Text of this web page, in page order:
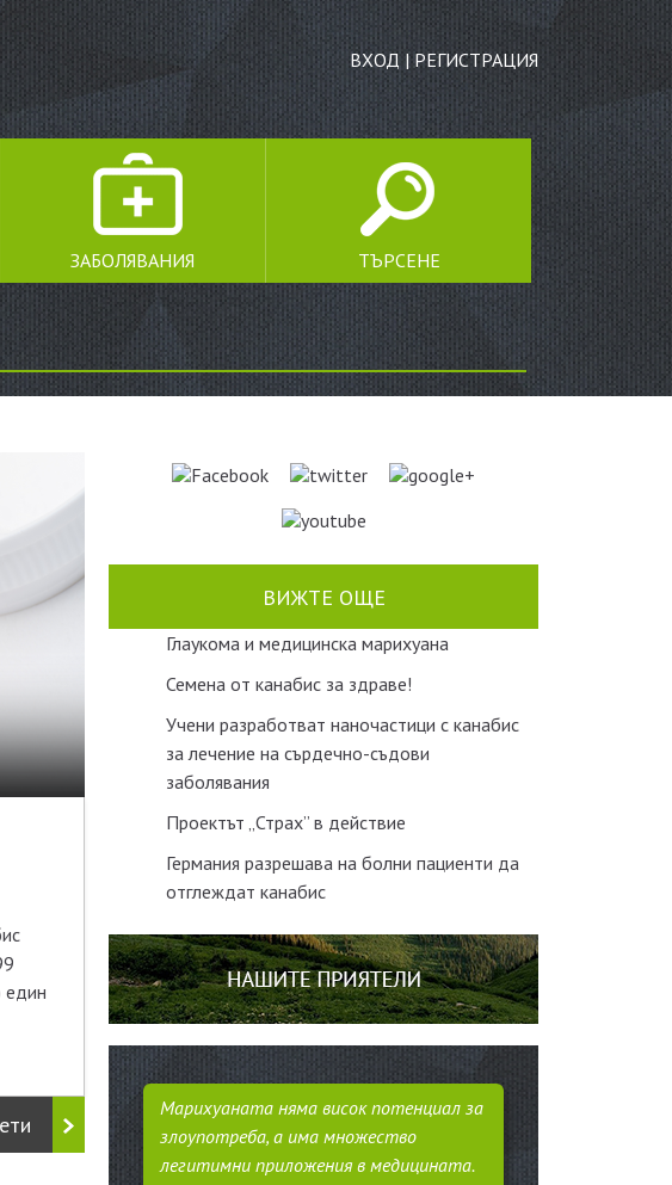
ВХОД | РЕГИСТРАЦИЯ
ЗАБОЛЯВАНИЯ ТЪРСЕНЕ
ТЪРСЕНЕ
един
ВИЖТЕ ОЩЕ
Глаукома и медицинска марихуана
Семена от канабис за здраве!
Учени разработват наночастици с канабис
за лечение на сърдечно-съдови
заболявания
Проектът „Страх” в действие
Германия разрешава на болни пациенти да
отглеждат канабис
Марихуаната няма висок потенциал за
злоупотреба, а има множество
легитимни приложения в медицината.